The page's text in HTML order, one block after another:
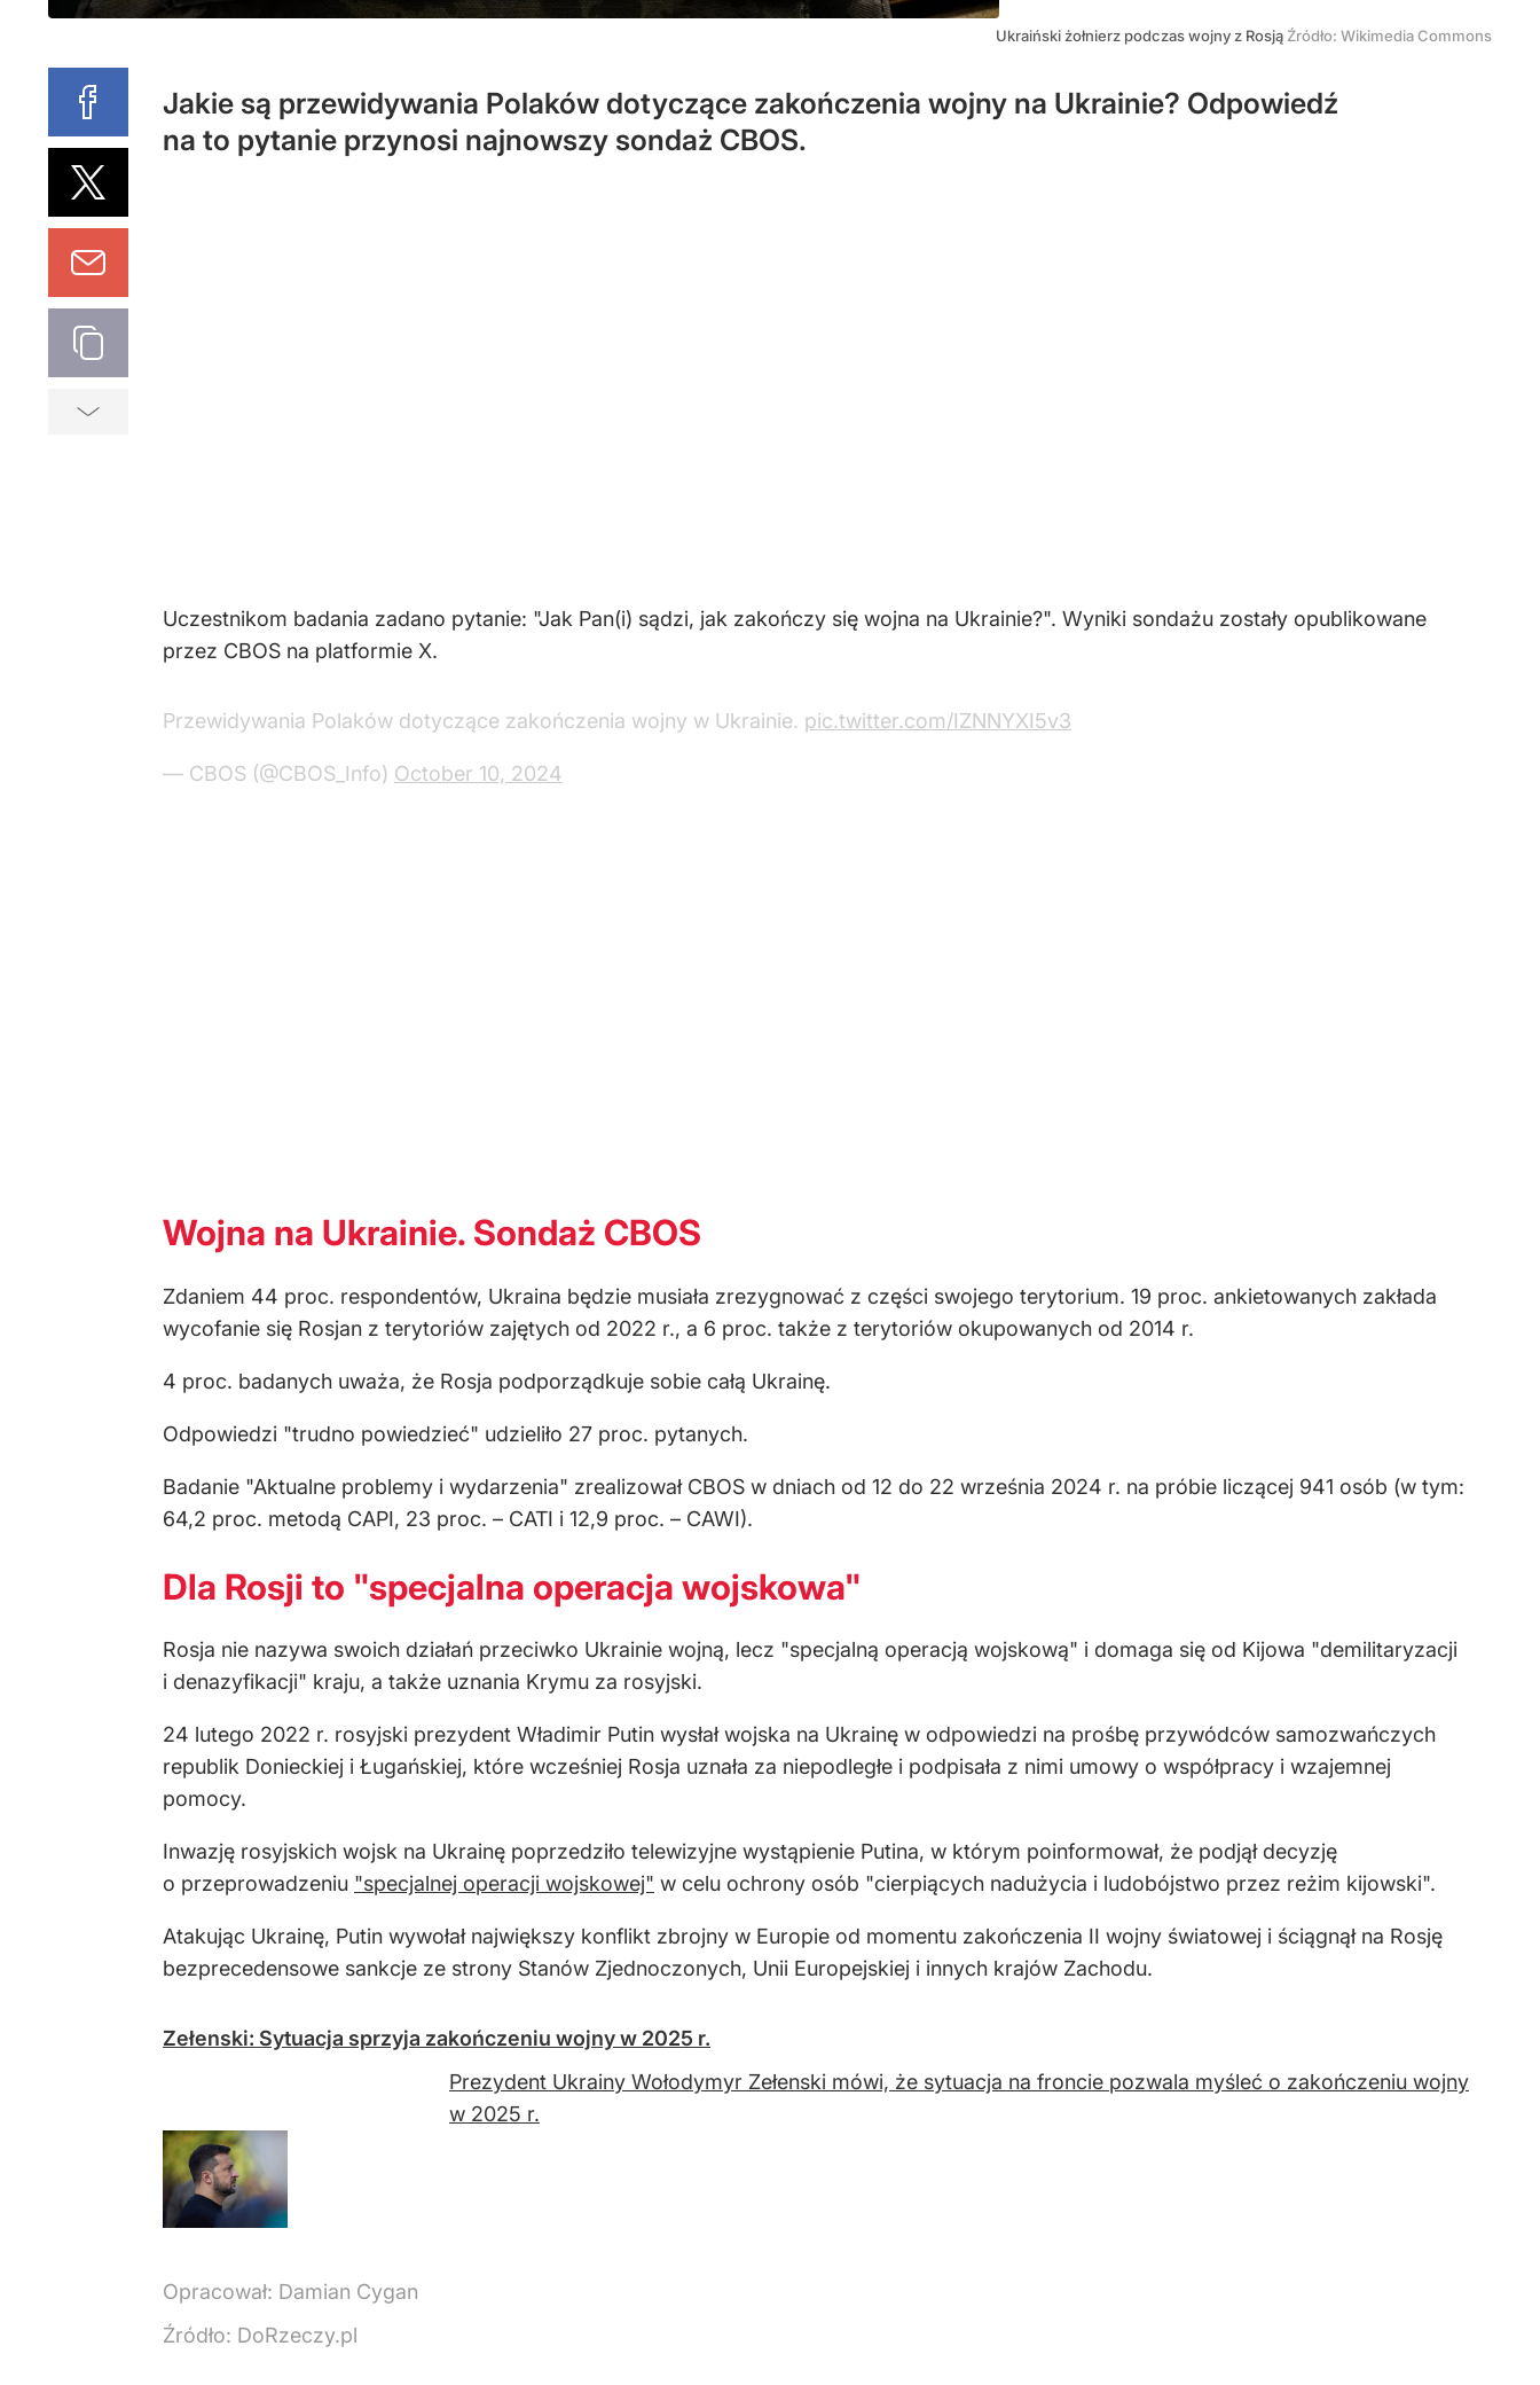
Ukraiński żołnierz podczas wojny z Rosją Źródło: Wikimedia Commons
Jakie są przewidywania Polaków dotyczące zakończenia wojny na Ukrainie? Odpowiedź
na to pytanie przynosi najnowszy sondaż CBOS.
Uczestnikom badania zadano pytanie: "Jak Pan(i) sądzi, jak zakończy się wojna na Ukrainie?". Wyniki sondażu zostały opublikowane
przez CBOS na platformie X.
Przewidywania Polaków dotyczące zakończenia wojny w Ukrainie. pic.twitter.com/IZNNYXI5v3
— CBOS (@CBOS_Info) October 10, 2024
Wojna na Ukrainie. Sondaż CBOS
Zdaniem 44 proc. respondentów, Ukraina będzie musiała zrezygnować z części swojego terytorium. 19 proc. ankietowanych zakłada
wycofanie się Rosjan z terytoriów zajętych od 2022 r., a 6 proc. także z terytoriów okupowanych od 2014 r.
4 proc. badanych uważa, że Rosja podporządkuje sobie całą Ukrainę.
Odpowiedzi "trudno powiedzieć" udzieliło 27 proc. pytanych.
Badanie "Aktualne problemy i wydarzenia" zrealizował CBOS w dniach od 12 do 22 września 2024 r. na próbie liczącej 941 osób (w tym:
64,2 proc. metodą CAPI, 23 proc. – CATI i 12,9 proc. – CAWI).
Dla Rosji to "specjalna operacja wojskowa"
Rosja nie nazywa swoich działań przeciwko Ukrainie wojną, lecz "specjalną operacją wojskową" i domaga się od Kijowa "demilitaryzacji
i denazyfikacji" kraju, a także uznania Krymu za rosyjski.
24 lutego 2022 r. rosyjski prezydent Władimir Putin wysłał wojska na Ukrainę w odpowiedzi na prośbę przywódców samozwańczych
republik Donieckiej i Ługańskiej, które wcześniej Rosja uznała za niepodległe i podpisała z nimi umowy o współpracy i wzajemnej
pomocy.
Inwazję rosyjskich wojsk na Ukrainę poprzedziło telewizyjne wystąpienie Putina, w którym poinformował, że podjął decyzję
o przeprowadzeniu "specjalnej operacji wojskowej" w celu ochrony osób "cierpiących nadużycia i ludobójstwo przez reżim kijowski".
Atakując Ukrainę, Putin wywołał największy konflikt zbrojny w Europie od momentu zakończenia II wojny światowej i ściągnął na Rosję
bezprecedensowe sankcje ze strony Stanów Zjednoczonych, Unii Europejskiej i innych krajów Zachodu.
Zełenski: Sytuacja sprzyja zakończeniu wojny w 2025 r.
Prezydent Ukrainy Wołodymyr Zełenski mówi, że sytuacja na froncie pozwala myśleć o zakończeniu wojny
w 2025 r.
Opracował: Damian Cygan
Źródło: DoRzeczy.pl